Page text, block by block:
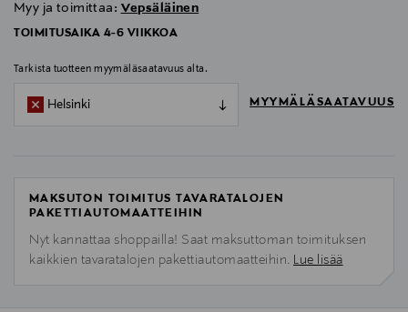
Myy ja toimittaa: Vepsäläinen
TOIMITUSAIKA 4-6 VIIKKOA
Tarkista tuotteen myymäläsaatavuus alta.
Helsinki MYYMÄLÄSAATAVUUS
MAKSUTON TOIMITUS TAVARATALOJEN
PAKETTIAUTOMAATTEIHIN
Nyt kannattaa shoppailla! Saat maksuttoman toimituksen
kaikkien tavaratalojen pakettiautomaatteihin. Lue lisää